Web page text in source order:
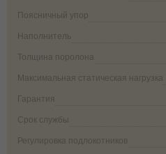
Поясничный упор
Наполнитель
Толщина поролона
Максимальная статическая нагрузка
Гарантия
Срок службы
Регулировка подлокотников